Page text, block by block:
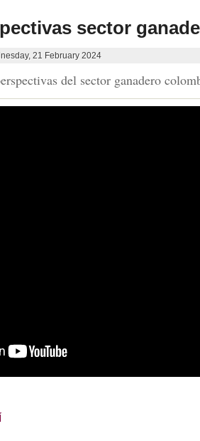
sector
21 February 2024
del sector ganadero